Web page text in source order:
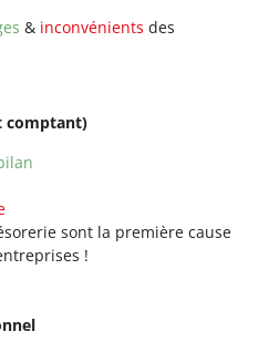
& inconvénients des
comptant)
sont la première cause
!